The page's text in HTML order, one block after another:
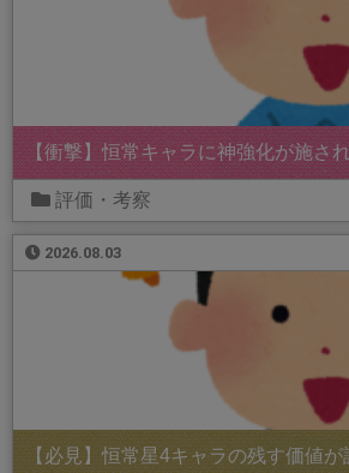
【衝撃】恒常キャラに神強化が施さ
評価・考察
2026.08.03
【必見】恒常星4キャラの残す価値